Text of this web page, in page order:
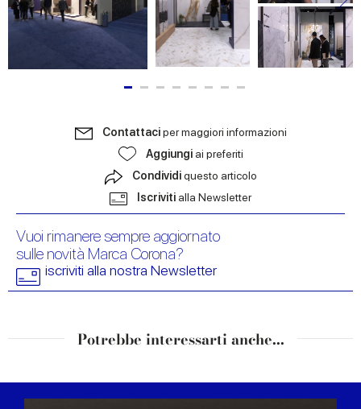
Contattaciper maggiori informazioni
Aggiungi ai preferiti
Condividiquesto articolo
Iscriviti alla Newsletter
Vuoi rimanere sempre aggiornato
sulle novità Marca Corona?
iscriviti alla nostra Newsletter
Potrebbe interessarti anche...